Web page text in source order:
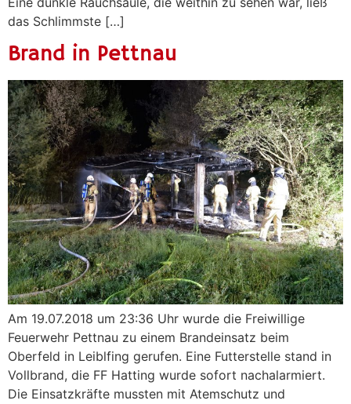
das Schlimmste […]
Brand in Pettnau
Am 19.07.2018 um 23:36 Uhr wurde die Freiwillige
Feuerwehr Pettnau zu einem Brandeinsatz beim
Oberfeld in Leiblfing gerufen. Eine Futterstelle stand in
Vollbrand, die FF Hatting wurde sofort nachalarmiert.
Die Einsatzkräfte mussten mit Atemschutz und